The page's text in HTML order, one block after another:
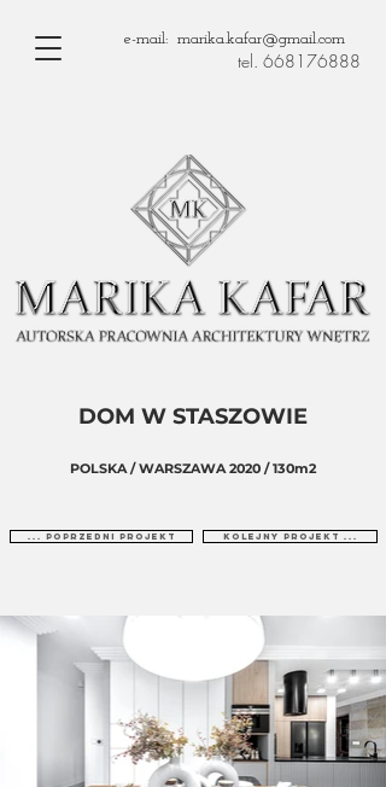
e-mail: marika.kafar@gmail.com
tel. 668176888
DOM W STASZOWIE
POLSKA / WARSZAWA 2020 / 130m2
... poprzedni projekt kolejny projekt ...